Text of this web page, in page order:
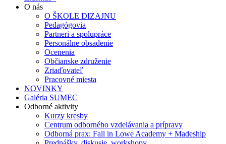
O nás
O ŠKOLE DIZAJNU
Pedagógovia
Partneri a spolupráce
Personálne obsadenie
Ocenenia
Občianske združenie
Zriaďovateľ
Pracovné miesta
NOVINKY
Galéria SUMEC
Odborné aktivity
Kurzy kresby
Centrum odborného vzdelávania a prípravy
Odborná prax: Fall in Lowe Academy + Madeship